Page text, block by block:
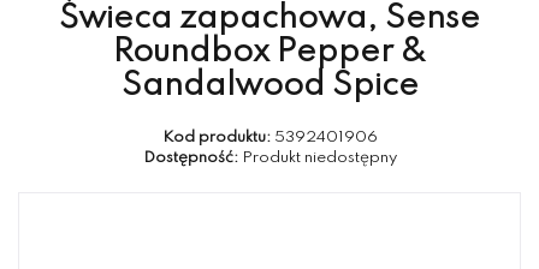
Świeca zapachowa, Sense
Roundbox Pepper &
Sandalwood Spice
Kod produktu: 5392401906
Dostępność: Produkt niedostępny